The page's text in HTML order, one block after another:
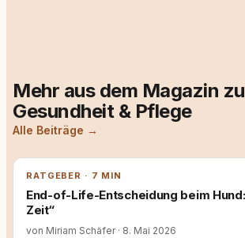
Mehr aus dem Magazin zu
Gesundheit & Pflege
Alle Beiträge →
RATGEBER · 7 MIN
End-of-Life-Entscheidung beim
Zeit“
von Miriam Schäfer · 8. Mai 2026